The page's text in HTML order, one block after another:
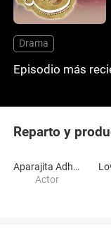
Drama
Episodio más
Reparto y
Aparajita Adhya
Actor